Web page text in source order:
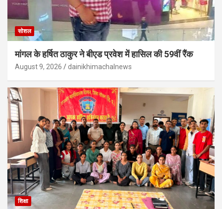
सोशल
मांगल के हर्षित ठाकुर ने बीएड प्रवेश में हासिल की 59वीं रैंक
August 9, 2026 dainikhimachalnews
शिक्षा